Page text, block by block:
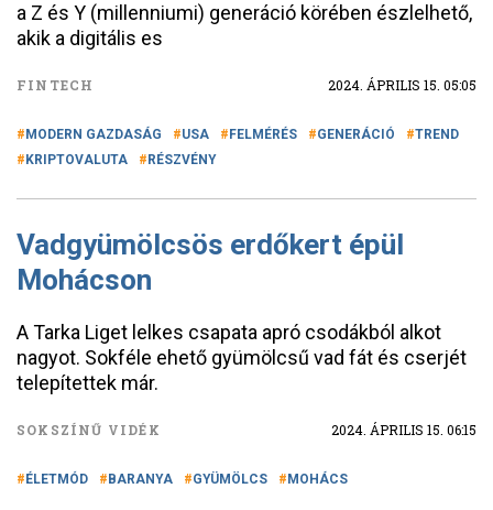
a Z és Y (millenniumi) generáció körében észlelhető,
akik a digitális es
FINTECH 2024. ÁPRILIS 15. 05:05
MODERN GAZDASÁG USA FELMÉRÉS GENERÁCIÓ
TREND
KRIPTOVALUTA
RÉSZVÉNY
Vadgyümölcsös erdőkert épül
Mohácson
A Tarka Liget lelkes csapata apró csodákból alkot
nagyot. Sokféle ehető gyümölcsű vad fát és cserjét
telepítettek már.
SOKSZÍNŰ VIDÉK 2024. ÁPRILIS 15. 06:15
ÉLETMÓD BARANYA GYÜMÖLCS MOHÁCS